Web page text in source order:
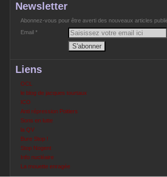
Newsletter
Abonnez-vous pour être averti des nouveaux articles
Email
Liens
OCL
le blog de jacques tourtaux
ICO
Anti répression Poitiers
Sons en lutte
la QV
Bure Stop !
Stop Nogent
Info nucléaire
La mouette enragée